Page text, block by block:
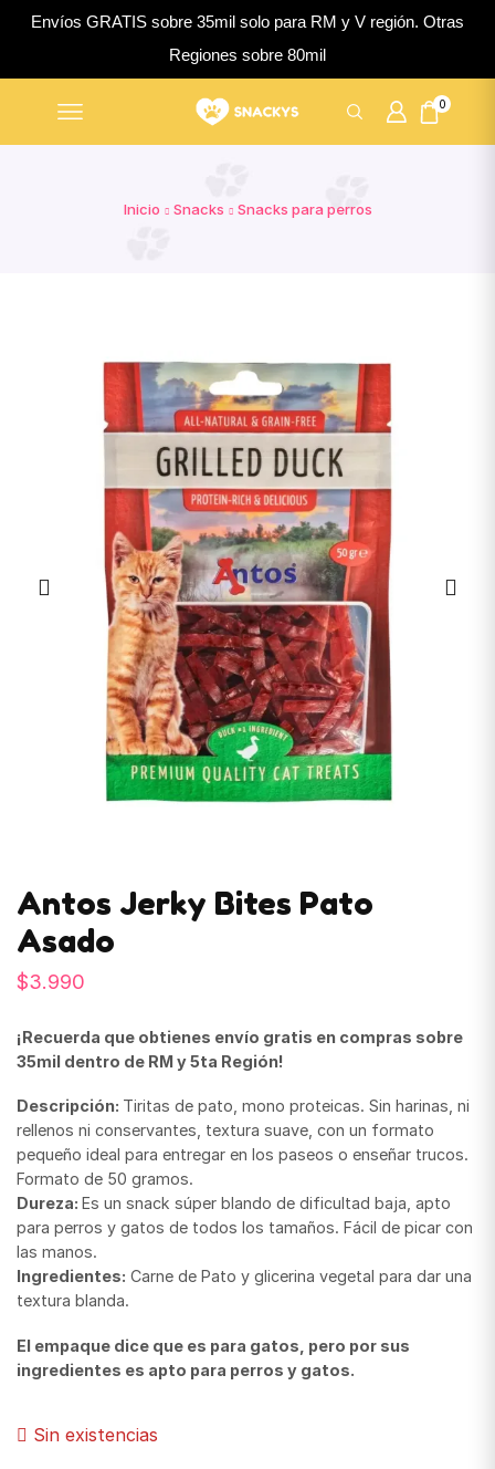
Envíos GRATIS sobre 35mil solo para RM y V región. Otras
Regiones sobre 80mil
0
Inicio Snacks Snacks para perros
Antos Jerky Bites Pato
Asado
$3.990
¡Recuerda que obtienes envío gratis en compras sobre
35mil dentro de RM y 5ta Región!
Descripción: Tiritas de pato, mono proteicas. Sin harinas, ni
rellenos ni conservantes, textura suave, con un formato
pequeño ideal para entregar en los paseos o enseñar trucos.
Formato de 50 gramos.
Dureza: Es un snack súper blando de dificultad baja, apto
para perros y gatos de todos los tamaños. Fácil de picar con
las manos.
Ingredientes: Carne de Pato y glicerina vegetal para dar una
textura blanda.
El empaque dice que es para gatos, pero por sus
ingredientes es apto para perros y gatos.
Sin existencias